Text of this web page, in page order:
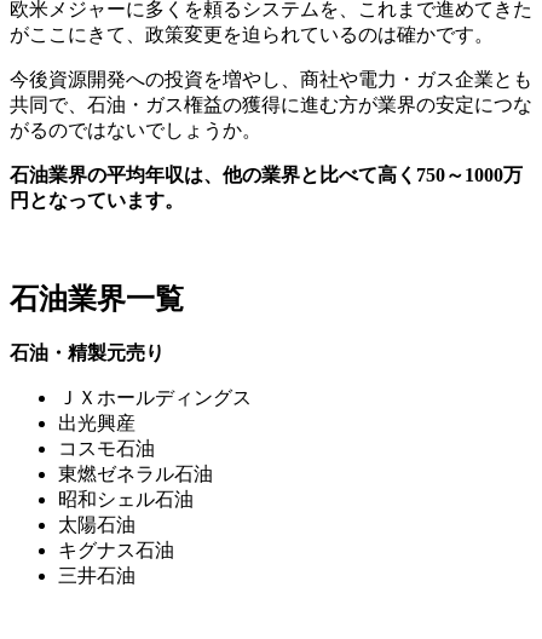
欧米メジャーに多くを頼るシステムを、これまで進めてきた
がここにきて、政策変更を迫られているのは確かです。
今後資源開発への投資を増やし、商社や電力・ガス企業とも
共同で、石油・ガス権益の獲得に進む方が業界の安定につな
がるのではないでしょうか。
石油業界の平均年収は、他の業界と比べて高く750～1000万
円となっています。
石油業界一覧
石油・精製元売り
ＪＸホールディングス
出光興産
コスモ石油
東燃ゼネラル石油
昭和シェル石油
太陽石油
キグナス石油
三井石油